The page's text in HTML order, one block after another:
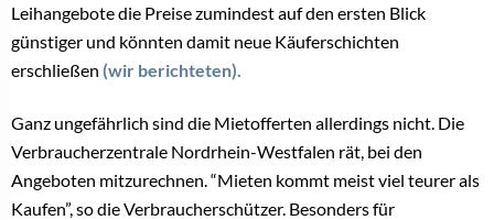
Leihangebote die Preise zumindest auf den ersten Blick
günstiger und könnten damit neue Käuferschichten
erschließen (wir berichteten).
Ganz ungefährlich sind die Mietofferten allerdings nicht. Die
Verbraucherzentrale Nordrhein-Westfalen rät, bei den
Angeboten mitzurechnen. “Mieten kommt meist viel teurer als
Kaufen”, so die Verbraucherschützer. Besonders für